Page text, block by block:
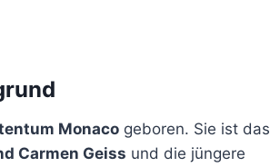
Monaco geboren. Sie ist das
Carmen Geiss und die jüngere